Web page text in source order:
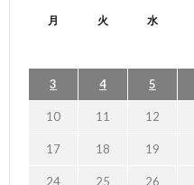
月 火 水
3 4 5
10 11 12
17 18 19
24 25 26